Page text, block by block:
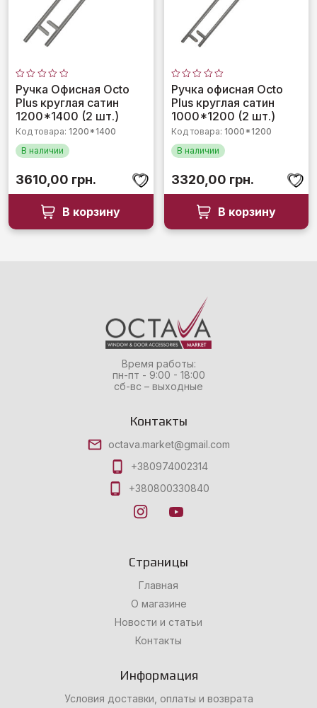
Оценка
0
из
5
Ручка Офисная Octo
Plus круглая сатин
1200*1400 (2 шт.)
Код товара: 1200*1400
В наличии
3610,00 грн.
В корзину
Оценка
0
из
5
Ручка офисная Octo
Plus круглая сатин
1000*1200 (2 шт.)
Код товара: 1000*1200
В наличии
3320,00 грн.
В корзину
Время работы:
пн-пт - 9:00 - 18:00
сб-вс – выходные
Контакты
octava.market@gmail.com
+380974002314
+380800330840
Страницы
Главная
О магазине
Новости и статьи
Контакты
Информация
Условия доставки, оплаты и возврата